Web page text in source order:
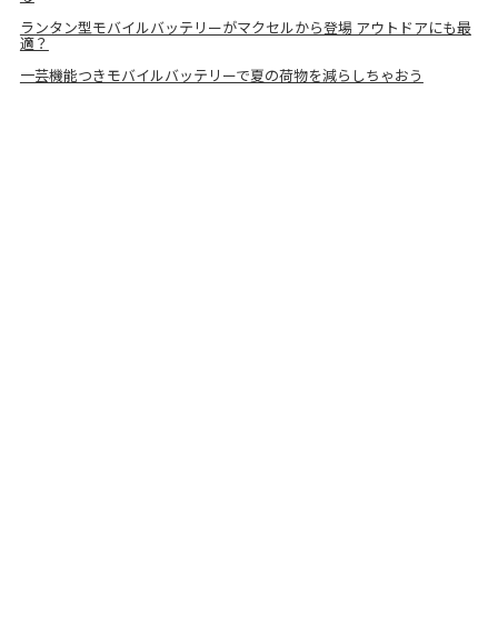
ランタン型モバイルバッテリーがマクセルから登場 アウトドアにも最
適？
一芸機能つきモバイルバッテリーで夏の荷物を減らしちゃおう